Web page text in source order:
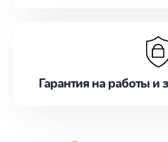
Гарантия на работы и